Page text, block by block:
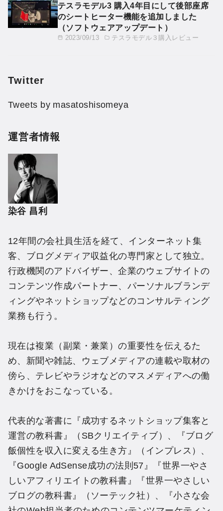
2023/09/13 テスラモデル３購入レビュー
テスラモデル3 購入4年目にして後部座席
のシートヒーター機能を追加しました
（ソフトウェアアップデート）
Twitter
Tweets by masatoshisomeya
運営者情報
染谷 昌利
12年間の会社員生活を経て、インターネット集
客、ブログメディア収益化の専門家として独立。
行政機関のアドバイザー、企業のウェブサイトの
コンテンツ作成パートナー、パーソナルブランデ
ィングやネットショップなどのコンサルティング
業務も行う。
現在は複業（副業・兼業）の重要性を伝えるた
め、新聞や雑誌、ウェブメディアの連載や取材の
傍ら、テレビやラジオなどのマスメディアへの働
きかけをおこなっている。
代表的な著書に『成功するネットショップ集客と
運営の教科書』（SBクリエイティブ）、『ブログ
飯個性を収入に変える生き方』（インプレス）、
『Google AdSense成功の法則57』『世界一やさ
しいアフィリエイトの教科書』『世界一やさしい
ブログの教科書』（ソーテック社）、『小さな会